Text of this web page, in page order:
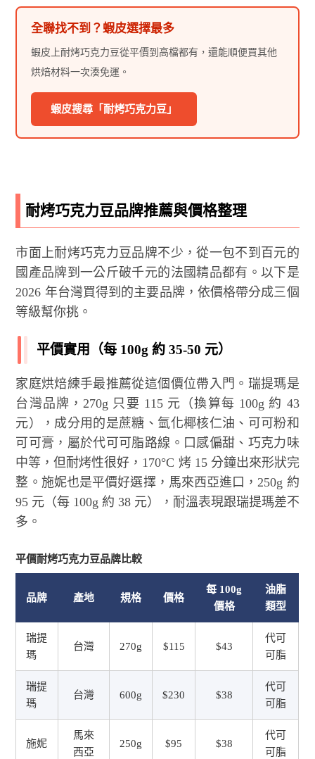
全聯找不到？蝦皮選擇最多
蝦皮上耐烤巧克力豆從平價到高檔都有，還能順便買其他
烘焙材料一次湊免運。
蝦皮搜尋「耐烤巧克力豆」
耐烤巧克力豆品牌推薦與價格整理
市面上耐烤巧克力豆品牌不少，從一包不到百元的
國產品牌到一公斤破千元的法國精品都有。以下是
2026 年台灣買得到的主要品牌，依價格帶分成三個
等級幫你挑。
平價實用（每 100g 約 35-50 元）
家庭烘焙練手最推薦從這個價位帶入門。瑞提瑪是
台灣品牌，270g 只要 115 元（換算每 100g 約 43
元），成分用的是蔗糖、氫化椰核仁油、可可粉和
可可膏，屬於代可可脂路線。口感偏甜、巧克力味
中等，但耐烤性很好，170°C 烤 15 分鐘出來形狀完
整。施妮也是平價好選擇，馬來西亞進口，250g 約
95 元（每 100g 約 38 元），耐溫表現跟瑞提瑪差不
多。
平價耐烤巧克力豆品牌比較
品牌 產地 規格 價格
每 100g
價格
油脂
類型
瑞提
瑪
台灣 270g $115 $43
代可
可脂
瑞提
瑪
台灣 600g $230 $38
代可
可脂
施妮
馬來
西亞
250g $95 $38
代可
可脂